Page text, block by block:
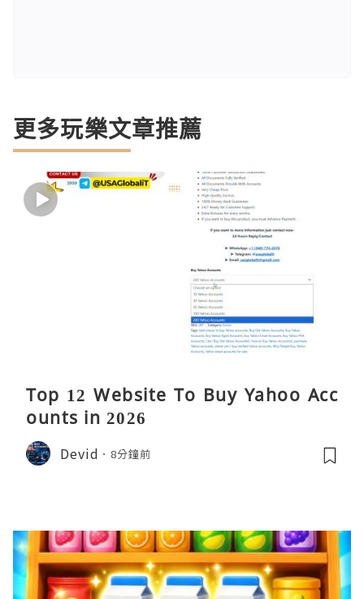
更多玩樂文章推薦
Top 12 Website To Buy Yahoo Acc
ounts in 2026
Devid 8分鐘前